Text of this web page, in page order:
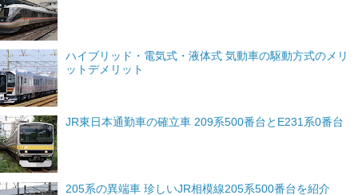
ハイブリッド・電気式・液体式 気動車の駆動方式のメリ
ットデメリット
JR東日本通勤車の確立車 209系500番台とE231系0番台
205系の異端車 珍しいJR相模線205系500番台を紹介